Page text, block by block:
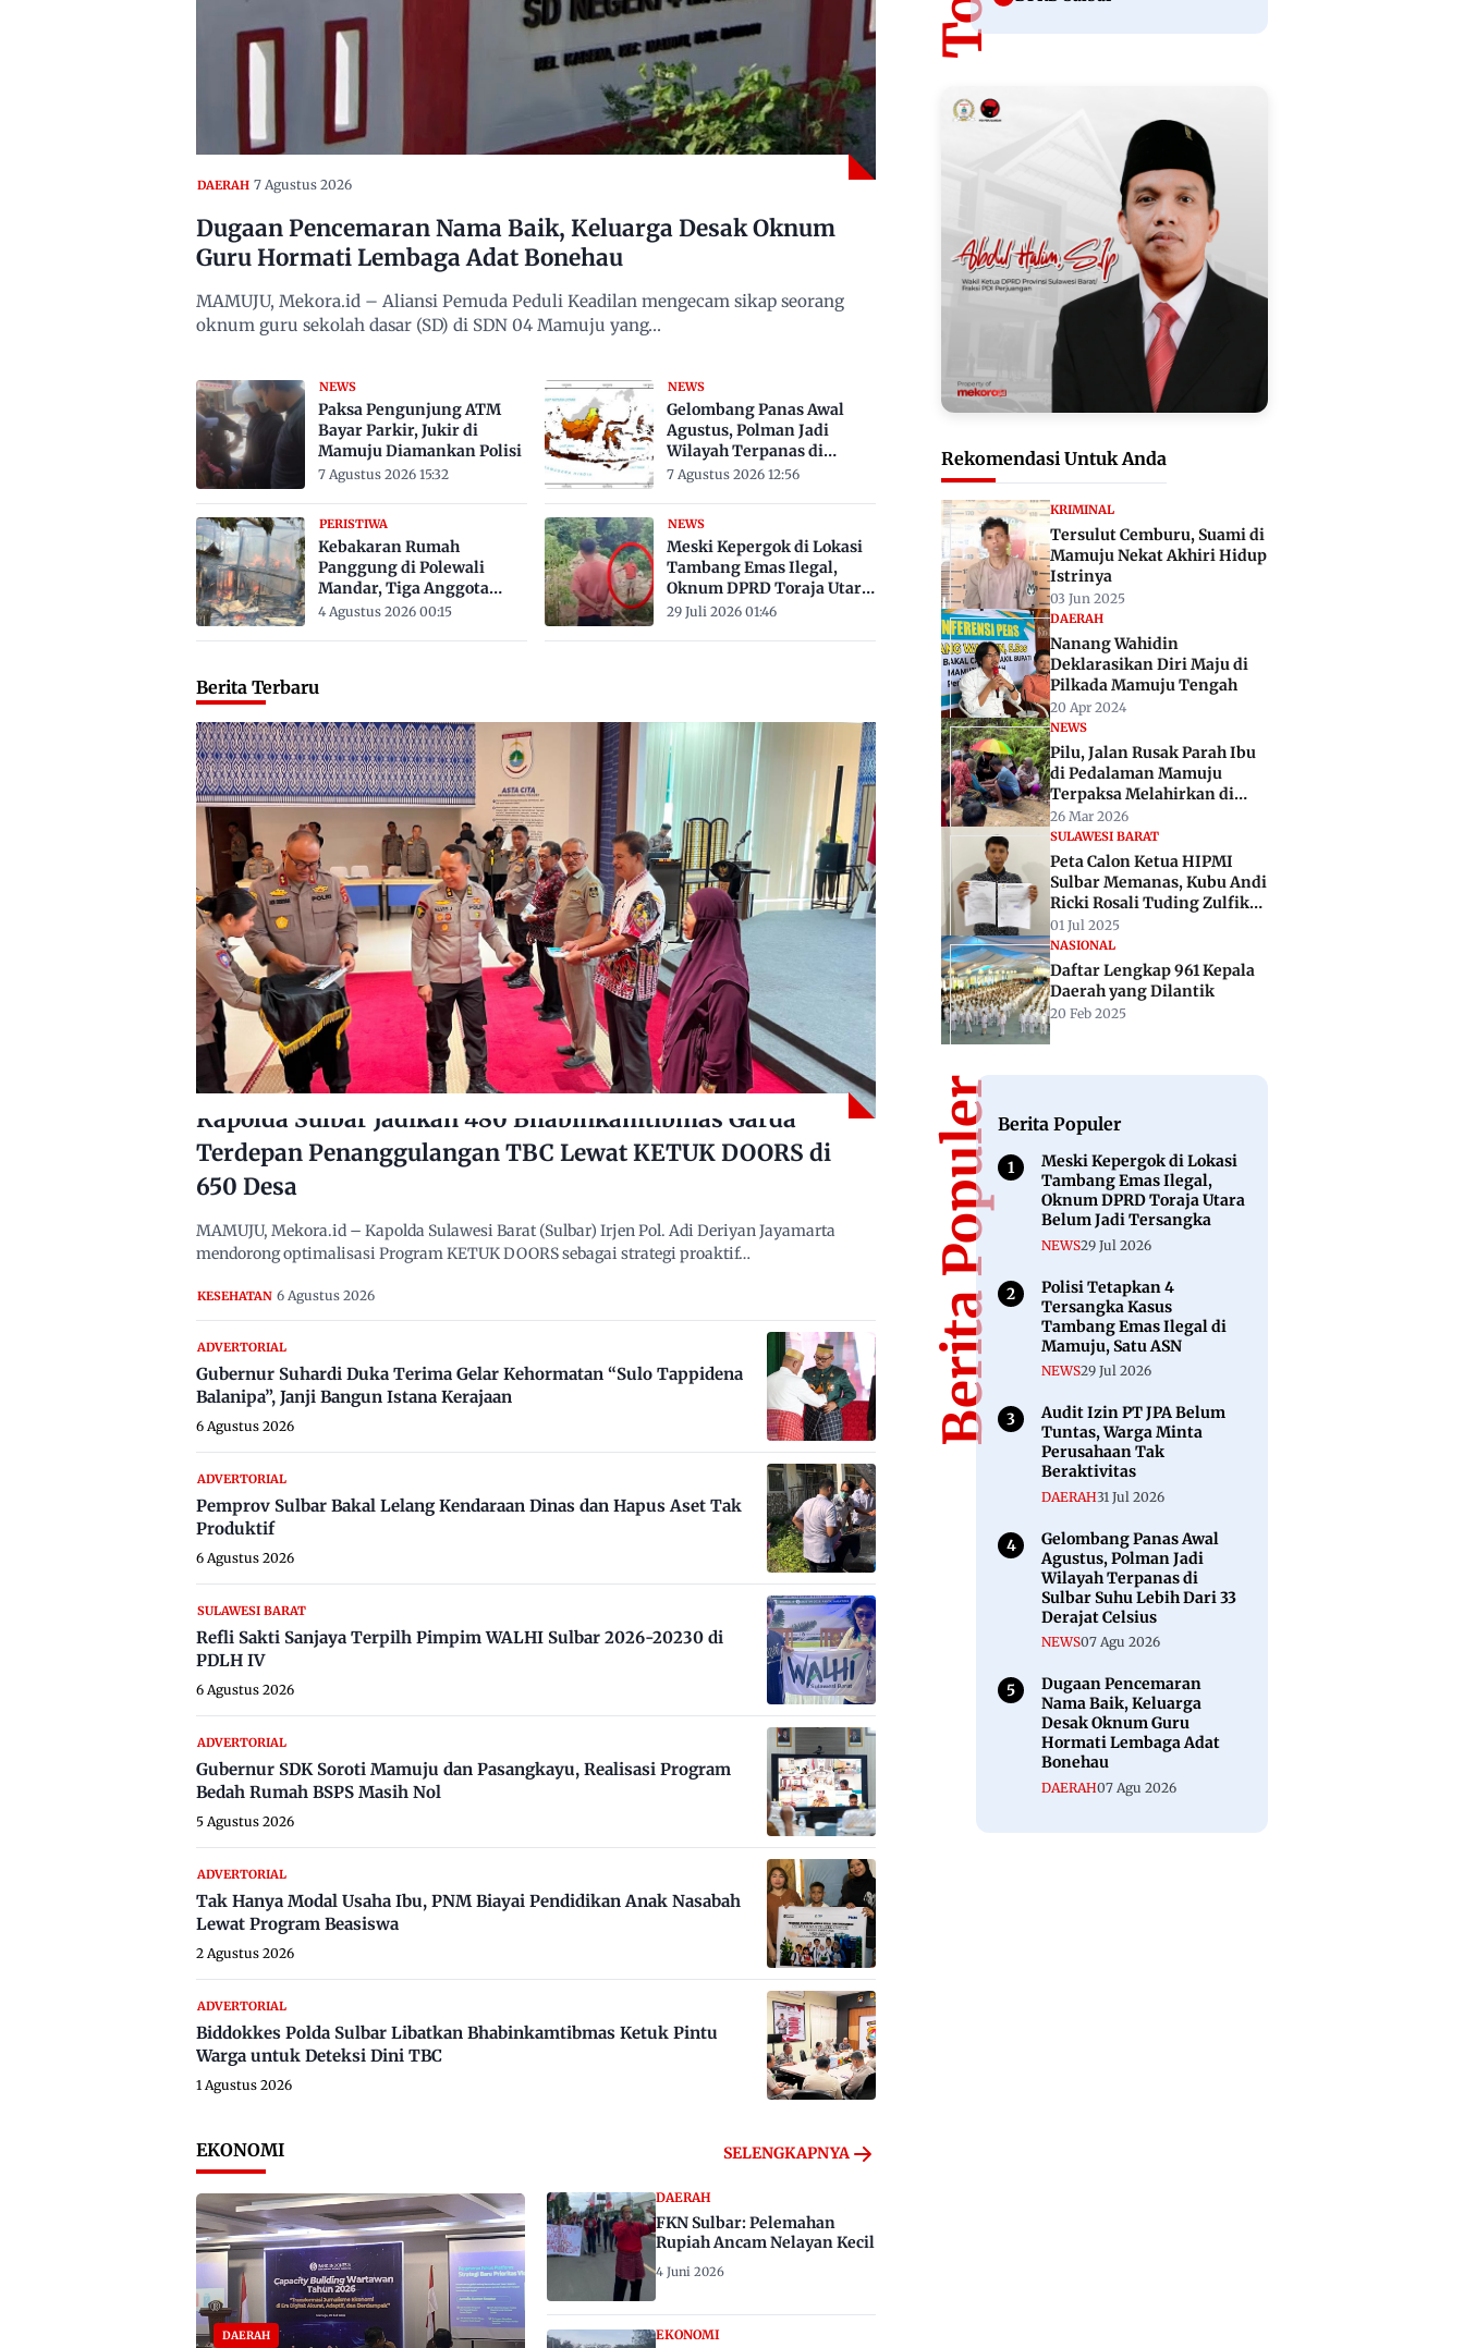
DAERAH 7 Agustus 2026
Dugaan Pencemaran Nama Baik, Keluarga Desak Oknum
Guru Hormati Lembaga Adat Bonehau
MAMUJU, Mekora.id – Aliansi Pemuda Peduli Keadilan mengecam sikap seorang
oknum guru sekolah dasar (SD) di SDN 04 Mamuju yang…
NEWS
Paksa Pengunjung ATM
Bayar Parkir, Jukir di
Mamuju Diamankan Polisi
7 Agustus 2026 15:32
NEWS
Gelombang Panas Awal
Agustus, Polman Jadi
Wilayah Terpanas di
Sulbar Suhu Lebih Dari 33
7 Agustus 2026 12:56
PERISTIWA
Kebakaran Rumah
Panggung di Polewali
Mandar, Tiga Anggota
Keluarga Tewas Terjebak
4 Agustus 2026 00:15
NEWS
Meski Kepergok di Lokasi
Tambang Emas Ilegal,
Oknum DPRD Toraja Utara
Belum Jadi Tersangka
29 Juli 2026 01:46
Berita Terbaru
Kapolda Sulbar Jadikan 480 Bhabinkamtibmas Garda
Terdepan Penanggulangan TBC Lewat KETUK DOORS di
650 Desa
MAMUJU, Mekora.id – Kapolda Sulawesi Barat (Sulbar) Irjen Pol. Adi Deriyan Jayamarta
mendorong optimalisasi Program KETUK DOORS sebagai strategi proaktif…
KESEHATAN 6 Agustus 2026
ADVERTORIAL
Gubernur Suhardi Duka Terima Gelar Kehormatan “Sulo Tappidena
Balanipa”, Janji Bangun Istana Kerajaan
6 Agustus 2026
ADVERTORIAL
Pemprov Sulbar Bakal Lelang Kendaraan Dinas dan Hapus Aset Tak
Produktif
6 Agustus 2026
SULAWESI BARAT
Refli Sakti Sanjaya Terpilh Pimpim WALHI Sulbar 2026-20230 di
PDLH IV
6 Agustus 2026
ADVERTORIAL
Gubernur SDK Soroti Mamuju dan Pasangkayu, Realisasi Program
Bedah Rumah BSPS Masih Nol
5 Agustus 2026
ADVERTORIAL
Tak Hanya Modal Usaha Ibu, PNM Biayai Pendidikan Anak Nasabah
Lewat Program Beasiswa
2 Agustus 2026
ADVERTORIAL
Biddokkes Polda Sulbar Libatkan Bhabinkamtibmas Ketuk Pintu
Warga untuk Deteksi Dini TBC
1 Agustus 2026
EKONOMI SELENGKAPNYA
DAERAH
DAERAH
FKN Sulbar: Pelemahan
Rupiah Ancam Nelayan Kecil
4 Juni 2026
EKONOMI
Rekomendasi Untuk Anda
KRIMINAL
Tersulut Cemburu, Suami di
Mamuju Nekat Akhiri Hidup
Istrinya
03 Jun 2025
DAERAH
Nanang Wahidin
Deklarasikan Diri Maju di
Pilkada Mamuju Tengah
20 Apr 2024
NEWS
Pilu, Jalan Rusak Parah Ibu
di Pedalaman Mamuju
Terpaksa Melahirkan di
Pinggir Jalan
26 Mar 2026
SULAWESI BARAT
Peta Calon Ketua HIPMI
Sulbar Memanas, Kubu Andi
Ricki Rosali Tuding Zulfikar
Cacat Administrasi
01 Jul 2025
NASIONAL
Daftar Lengkap 961 Kepala
Daerah yang Dilantik
20 Feb 2025
Berita PopulerBerita Populer
Meski Kepergok di Lokasi
Tambang Emas Ilegal,
Oknum DPRD Toraja Utara
Belum Jadi Tersangka
NEWS29 Jul 2026
Polisi Tetapkan 4
Tersangka Kasus
Tambang Emas Ilegal di
Mamuju, Satu ASN
NEWS29 Jul 2026
Audit Izin PT JPA Belum
Tuntas, Warga Minta
Perusahaan Tak
Beraktivitas
DAERAH31 Jul 2026
Gelombang Panas Awal
Agustus, Polman Jadi
Wilayah Terpanas di
Sulbar Suhu Lebih Dari 33
Derajat Celsius
NEWS07 Agu 2026
Dugaan Pencemaran
Nama Baik, Keluarga
Desak Oknum Guru
Hormati Lembaga Adat
Bonehau
DAERAH07 Agu 2026